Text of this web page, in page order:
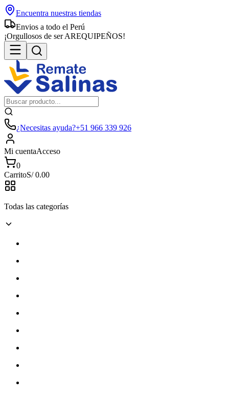
Encuentra nuestras tiendas
Envios a todo el Perú
¡Orgullosos de ser AREQUIPEÑOS!
¿Necesitas ayuda?+51 966 339 926
Mi cuentaAcceso
0
CarritoS/0.00
Todas las categorías